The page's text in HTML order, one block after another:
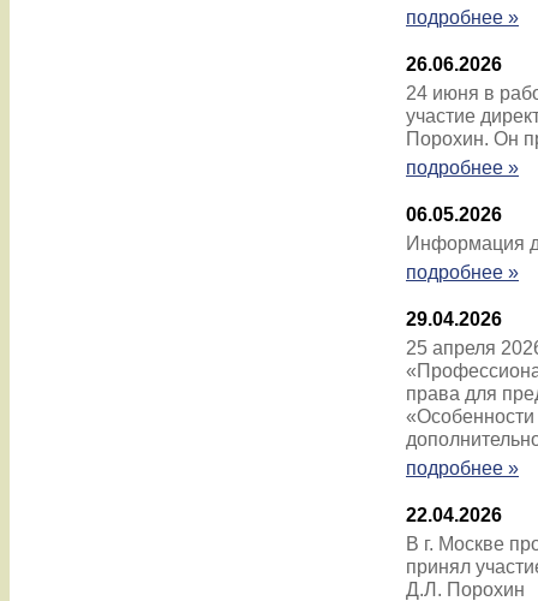
подробнее »
26.06.2026
24 июня в
участие
Порохин. Он
подробнее »
06.05.2026
Информация
подробнее »
29.04.2026
25 апреля
права для
подробнее »
22.04.2026
В г. Москве
принял
Д.Л. Порохин